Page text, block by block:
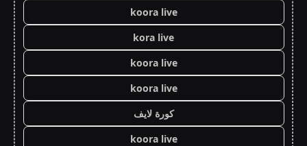
koora live
kora live
koora live
koora live
كورة لايف
koora live